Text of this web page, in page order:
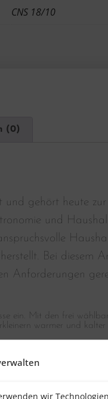
wir
CNS 18/10
(0)
und gehört heute
und
Bei diesem
Anforderungen
ein. Mit den frei
warmer und kalter